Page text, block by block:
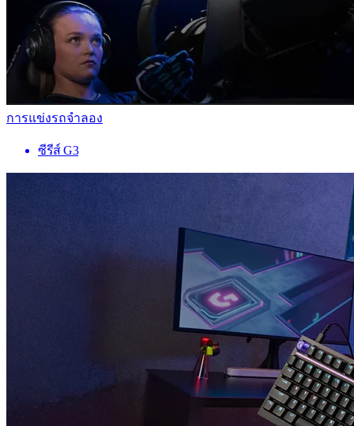
การแข่งรถจำลอง
ซีรีส์ G3